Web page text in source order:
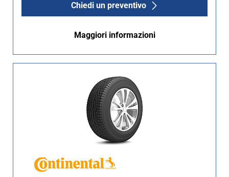
Chiedi un preventivo
Maggiori informazioni